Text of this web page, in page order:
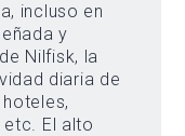
incluso en
Nilfisk, la
diaria de
etc. El alto